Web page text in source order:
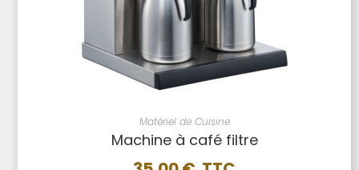
Matériel de Cuisine
Machine à café filtre